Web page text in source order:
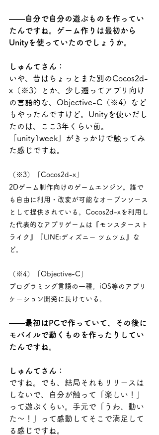
――自分で自分の遊ぶものを作ってい
たんですね。ゲーム作りは最初から
Unityを使っていたのでしょうか。
しゅんてさん：
いや、昔はちょっとまた別のCocos2d-
x（※3）とか、少し遡ってアプリ向け
の言語的な、Objective-C（※4）など
もやったんですけど。Unityを使いだし
たのは、ここ3年くらい前。
「unity1week」がきっかけで触ってみ
た感じですね。
（※3）「Cocos2d-x」
2Dゲーム制作向けのゲームエンジン。誰で
も自由に利用・改変が可能なオープンソース
として提供されている。Cocos2d-xを利用し
た代表的なアプリゲームは『モンスタースト
ライク』『LINE:ディズニー ツムツム』な
ど。
（※4）「Objective-C」
プログラミング言語の一種。iOS等のアプリ
ケーション開発に長けている。
――最初はPCで作っていて、その後に
モバイルで動くものを作ったりしてい
たんですね。
しゅんてさん：
ですね。でも、結局それもリリースは
しないで、自分が触って「楽しい！」
って遊ぶくらい。手元で「うわ、動い
た～！」って感動してそこで満足して
る感じですね。